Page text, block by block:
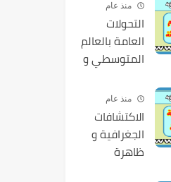
الإنسية)
منذ عام
التحولات
العامة بالعالم
المتوسطي و
منذ عام
الاكتشافات
الجغرافية و
ظاهرة